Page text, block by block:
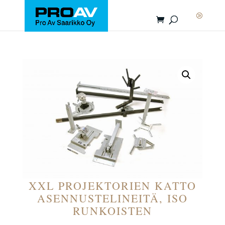
XXL PROJEKTORIEN KATTO
ASENNUSTELINEITÄ, ISO
RUNKOISTEN